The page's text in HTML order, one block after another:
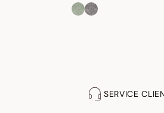
SERVICE